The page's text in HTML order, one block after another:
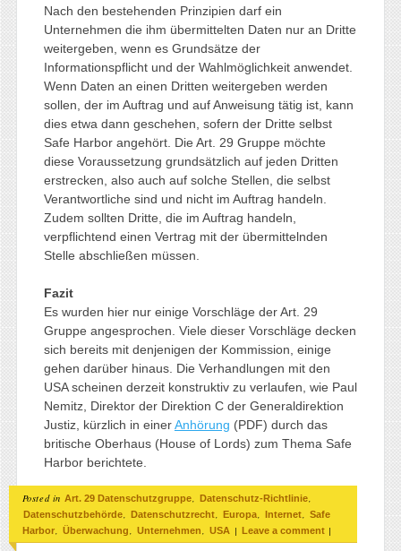
Nach den bestehenden Prinzipien darf ein
Unternehmen die ihm übermittelten Daten nur an Dritte
weitergeben, wenn es Grundsätze der
Informationspflicht und der Wahlmöglichkeit anwendet.
Wenn Daten an einen Dritten weitergeben werden
sollen, der im Auftrag und auf Anweisung tätig ist, kann
dies etwa dann geschehen, sofern der Dritte selbst
Safe Harbor angehört. Die Art. 29 Gruppe möchte
diese Voraussetzung grundsätzlich auf jeden Dritten
erstrecken, also auch auf solche Stellen, die selbst
Verantwortliche sind und nicht im Auftrag handeln.
Zudem sollten Dritte, die im Auftrag handeln,
verpflichtend einen Vertrag mit der übermittelnden
Stelle abschließen müssen.
Fazit
Es wurden hier nur einige Vorschläge der Art. 29
Gruppe angesprochen. Viele dieser Vorschläge decken
sich bereits mit denjenigen der Kommission, einige
gehen darüber hinaus. Die Verhandlungen mit den
USA scheinen derzeit konstruktiv zu verlaufen, wie Paul
Nemitz, Direktor der Direktion C der Generaldirektion
Justiz, kürzlich in einerAnhörung (PDF) durch das
britische Oberhaus (House of Lords) zum Thema Safe
Harbor berichtete.
Posted in Art. 29 Datenschutzgruppe, Datenschutz-Richtlinie,
Datenschutzbehörde, Datenschutzrecht, Europa, Internet, Safe
Harbor, Überwachung, Unternehmen, USA | Leave a comment |